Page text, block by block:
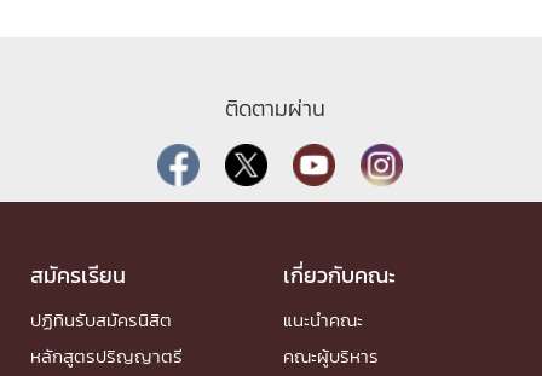
ติดตามผ่าน
สมัครเรียน
ปฏิทินรับสมัครนิสิต
หลักสูตรปริญญาตรี
เกี่ยวกับคณะ
แนะนำคณะ
คณะผู้บริหาร